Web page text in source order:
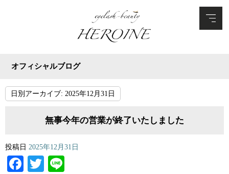
オフィシャルブログ
日別アーカイブ: 2025年12月31日
無事今年の営業が終了いたしました
投稿日 2025年12月31日
Facebook
Twitter